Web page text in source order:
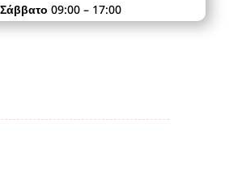
Σάββατο 09:00 – 17:00